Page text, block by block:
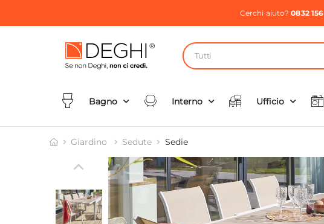
Cerchi aiuto?0832
Tutti
Bagno Interno Ufficio
Giardino Sedute Sedie